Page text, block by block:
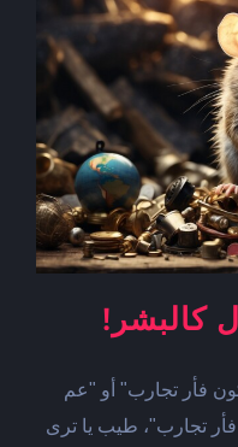
كالبشر!
فأر تجارب" أو "عم
فأر تجارب"، طيب يا ترى